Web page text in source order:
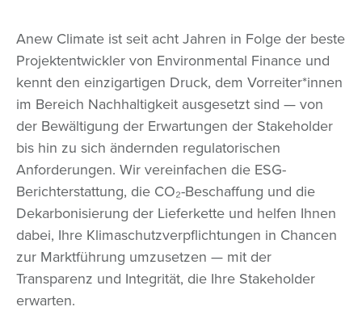
Anew Climate ist seit acht Jahren in Folge der beste
Projektentwickler von Environmental Finance und
kennt den einzigartigen Druck, dem Vorreiter*innen
im Bereich Nachhaltigkeit ausgesetzt sind — von
der Bewältigung der Erwartungen der Stakeholder
bis hin zu sich ändernden regulatorischen
Anforderungen. Wir vereinfachen die ESG-
Berichterstattung, die CO₂-Beschaffung und die
Dekarbonisierung der Lieferkette und helfen Ihnen
dabei, Ihre Klimaschutzverpflichtungen in Chancen
zur Marktführung umzusetzen — mit der
Transparenz und Integrität, die Ihre Stakeholder
erwarten.